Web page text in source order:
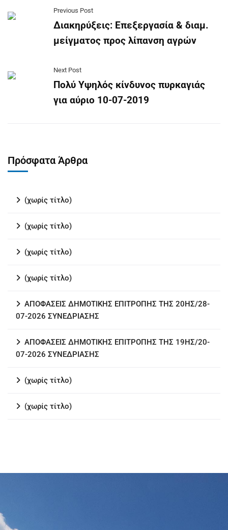
Previous Post
Διακηρύξεις: Επεξεργασία & διαμ.
μείγματος προς λίπανση αγρών
Next Post
Πολύ Υψηλός κίνδυνος πυρκαγιάς
για αύριο 10-07-2019
Πρόσφατα Άρθρα
(χωρίς τίτλο)
(χωρίς τίτλο)
(χωρίς τίτλο)
(χωρίς τίτλο)
ΑΠΟΦΑΣΕΙΣ ΔΗΜΟΤΙΚΗΣ ΕΠΙΤΡΟΠΗΣ ΤΗΣ 20ΗΣ/28-
07-2026 ΣΥΝΕΔΡΙΑΣΗΣ
ΑΠΟΦΑΣΕΙΣ ΔΗΜΟΤΙΚΗΣ ΕΠΙΤΡΟΠΗΣ ΤΗΣ 19ΗΣ/20-
07-2026 ΣΥΝΕΔΡΙΑΣΗΣ
(χωρίς τίτλο)
(χωρίς τίτλο)